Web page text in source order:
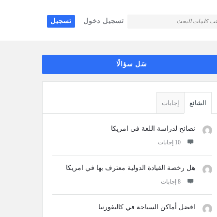
تسجيل دخول تسجيل
سَل سؤالًا
الشائع إجابات
نصائح لدراسة اللغة في امريكا
‫10 إجابات
هل رخصة القيادة الدولية معترف بها في امريكا
‫8 إجابات
افضل أماكن السياحة في كاليفورنيا